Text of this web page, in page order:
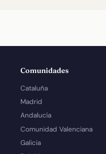
Comunidades
Cataluña
Madrid
Andalucía
Comunidad Valenciana
Galicia